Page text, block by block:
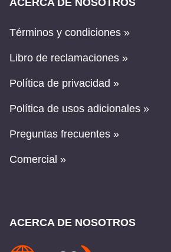
ACERCA DE NOSOTROS
Términos y condiciones »
Libro de reclamaciones »
Política de privacidad »
Política de usos adicionales »
Preguntas frecuentes »
Comercial »
ACERCA DE NOSOTROS